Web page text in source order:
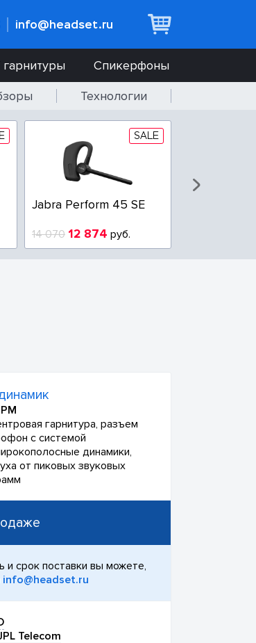
info@headset.ru
гарнитуры
Спикерфоны
Технологии
SALE
Jabra Perform 45 SE
14 070 12 874 руб.
гарнитура, разъем
с системой
динамики,
от пиковых звуковых
и срок поставки вы можете,
info@headset.ru
Telecom